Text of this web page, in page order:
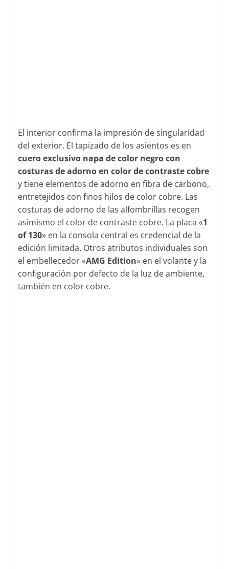
El interior confirma la impresión de singularidad
del exterior. El tapizado de los asientos es en
cuero exclusivo napa de color negro con
costuras de adorno en color de contraste cobre
y tiene elementos de adorno en fibra de carbono,
entretejidos con finos hilos de color cobre. Las
costuras de adorno de las alfombrillas recogen
asimismo el color de contraste cobre. La placa «1
of 130» en la consola central es credencial de la
edición limitada. Otros atributos individuales son
el embellecedor «AMG Edition» en el volante y la
configuración por defecto de la luz de ambiente,
también en color cobre.